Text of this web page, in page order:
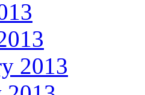
2013